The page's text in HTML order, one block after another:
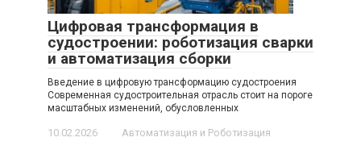
Цифровая трансформация в
судостроении: роботизация сварки
и автоматизация сборки
Введение в цифровую трансформацию судостроения
Современная судостроительная отрасль стоит на пороге
масштабных изменений, обусловленных
10.02.2026 Автоматизация и Роботизация